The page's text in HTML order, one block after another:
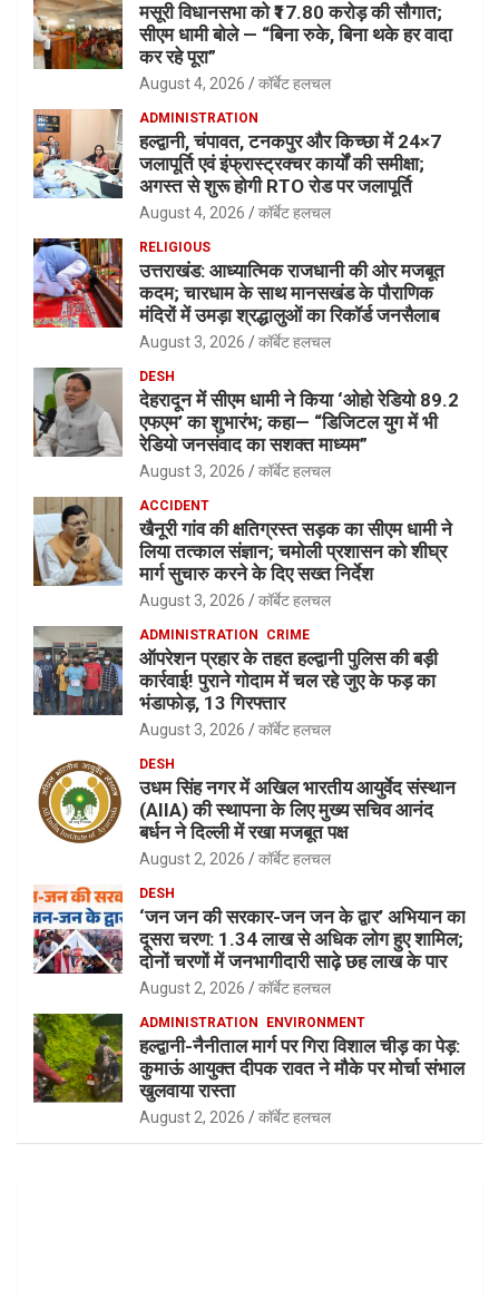
मसूरी विधानसभा को ₹17.80 करोड़ की सौगात;
सीएम धामी बोले — “बिना रुके, बिना थके हर वादा
कर रहे पूरा”
August 4, 2026 कॉर्बेट हलचल
ADMINISTRATION
हल्द्वानी, चंपावत, टनकपुर और किच्छा में 24×7
जलापूर्ति एवं इंफ्रास्ट्रक्चर कार्यों की समीक्षा;
अगस्त से शुरू होगी RTO रोड पर जलापूर्ति
August 4, 2026 कॉर्बेट हलचल
RELIGIOUS
उत्तराखंड: आध्यात्मिक राजधानी की ओर मजबूत
कदम; चारधाम के साथ मानसखंड के पौराणिक
मंदिरों में उमड़ा श्रद्धालुओं का रिकॉर्ड जनसैलाब
August 3, 2026 कॉर्बेट हलचल
DESH
देहरादून में सीएम धामी ने किया ‘ओहो रेडियो 89.2
एफएम’ का शुभारंभ; कहा— “डिजिटल युग में भी
रेडियो जनसंवाद का सशक्त माध्यम”
August 3, 2026 कॉर्बेट हलचल
ACCIDENT
खैनूरी गांव की क्षतिग्रस्त सड़क का सीएम धामी ने
लिया तत्काल संज्ञान; चमोली प्रशासन को शीघ्र
मार्ग सुचारु करने के दिए सख्त निर्देश
August 3, 2026 कॉर्बेट हलचल
ADMINISTRATION CRIME
ऑपरेशन प्रहार के तहत हल्द्वानी पुलिस की बड़ी
कार्रवाई! पुराने गोदाम में चल रहे जुए के फड़ का
भंडाफोड़, 13 गिरफ्तार
August 3, 2026 कॉर्बेट हलचल
DESH
उधम सिंह नगर में अखिल भारतीय आयुर्वेद संस्थान
(AIIA) की स्थापना के लिए मुख्य सचिव आनंद
बर्धन ने दिल्ली में रखा मजबूत पक्ष
August 2, 2026 कॉर्बेट हलचल
DESH
‘जन जन की सरकार-जन जन के द्वार’ अभियान का
दूसरा चरण: 1.34 लाख से अधिक लोग हुए शामिल;
दोनों चरणों में जनभागीदारी साढ़े छह लाख के पार
August 2, 2026 कॉर्बेट हलचल
ADMINISTRATION ENVIRONMENT
हल्द्वानी-नैनीताल मार्ग पर गिरा विशाल चीड़ का पेड़:
कुमाऊं आयुक्त दीपक रावत ने मौके पर मोर्चा संभाल
खुलवाया रास्ता
August 2, 2026 कॉर्बेट हलचल